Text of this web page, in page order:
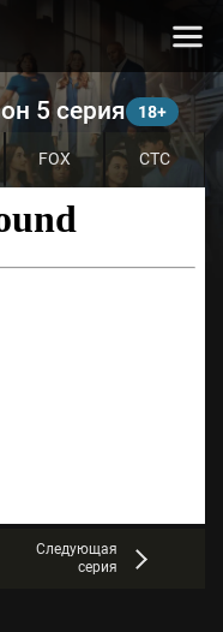
5 серия
FOX СТС
Следующая
серия